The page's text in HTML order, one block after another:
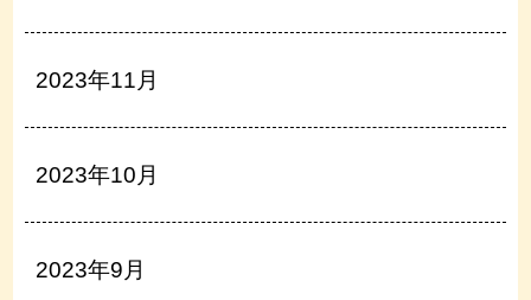
2023年11月
2023年10月
2023年9月